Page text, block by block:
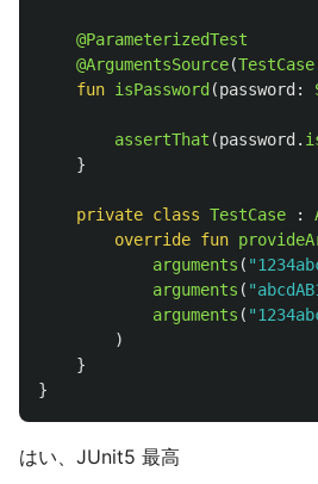
@ParameterizedTest
@ArgumentsSource(TestCase
fun isPassword (password :
assertThat (password .
}
private class TestCase :
override fun
arguments (
arguments (
arguments (
)
}
}
はい、JUnit5 最高